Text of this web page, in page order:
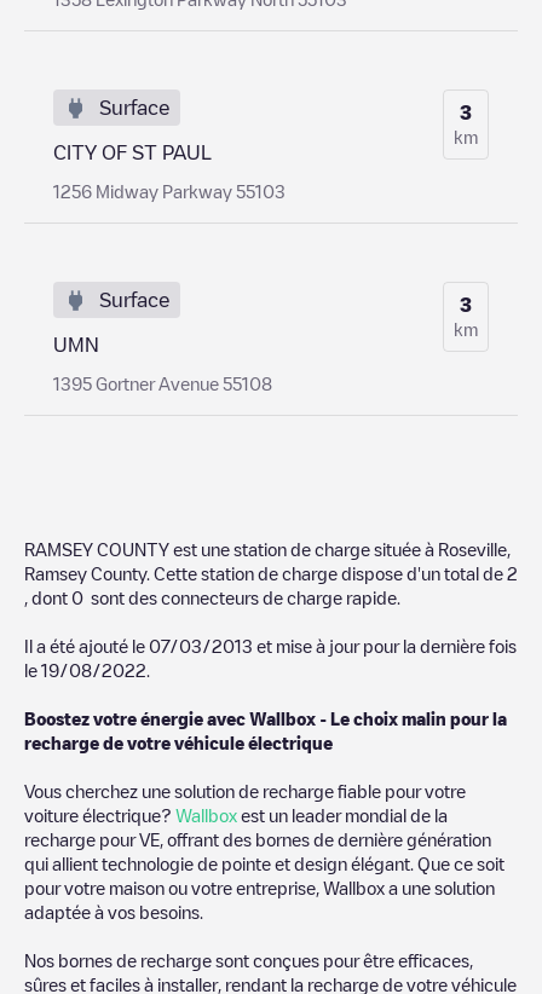
Surface
CITY OF ST PAUL
1256 Midway Parkway 55103
3
km
Surface
UMN
1395 Gortner Avenue 55108
3
km
RAMSEY COUNTY est une station de charge située à Roseville
Ramsey County. Cette station de charge dispose d'un total de 2
, dont 0 sont des connecteurs de charge rapide.
Il a été ajouté le 07/03/2013 et mise à jour pour la dernière fois
le 19/08/2022
Boostez votre énergie avec Wallbox - Le choix malin pour la
recharge de votre véhicule électrique
Vous cherchez une solution de recharge fiable pour votre
voiture électrique? Wallbox est un leader mondial de la
recharge pour VE, offrant des bornes de dernière génération
qui allient technologie de pointe et design élégant. Que ce soit
pour votre maison ou votre entreprise, Wallbox a une solution
adaptée à vos besoins.
Nos bornes de recharge sont conçues pour être efficaces,
sûres et faciles à installer, rendant la recharge de votre véhicule